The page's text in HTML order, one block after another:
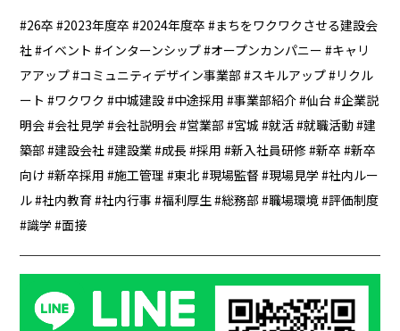
26卒 2023年度卒 2024年度卒
まちをワクワクさせる建設会
社 イベント インターンシップ オープンカンパニー
キャリ
アアップ コミュニティデザイン事業部 スキルアップ
リクル
ート
ワクワク 中城建設 中途採用 事業部紹介 仙台 企業説
明会 会社見学 会社説明会 営業部 宮城 就活 就職活動 建
築部
建設会社 建設業 成長 採用 新入社員研修 新卒
新卒
向け 新卒採用 施工管理 東北 現場監督 現場見学
社内ルー
ル 社内教育 社内行事 福利厚生 総務部 職場環境 評価制度
識学
面接